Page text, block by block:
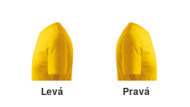
Levá Pravá